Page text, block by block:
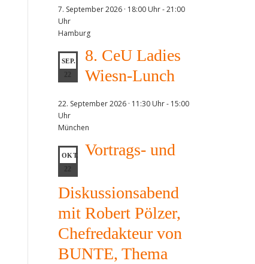
7. September 2026 · 18:00 Uhr-21:00
Uhr
Hamburg
SEP.
22
8. CeU Ladies
Wiesn-Lunch
22. September 2026 · 11:30 Uhr- 15:00
Uhr
München
OKT.
22
Vortrags- und
Diskussionsabend
mit Robert Pölzer,
Chefredakteur von
BUNTE, Thema